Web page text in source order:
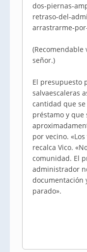
dos-piernas-
retraso-del-
arrastrarme-
señor.)
El presupuesto
salvaescaleras
cantidad que
préstamo y que
por vecino.
recalca Vico.
comunidad. El
administrador
documentación
parado».